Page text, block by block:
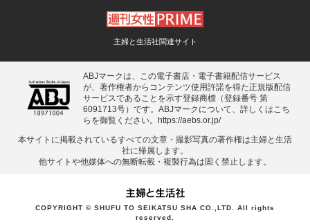
主婦と生活社関連サイト
ABJマークは、この電子書店・電子書籍配信サービス
が、著作権者からコンテンツ使用許諾を得た正規版配信
サービスであることを示す登録商標（登録番号 第
6091713号）です。ABJマークについて、詳しくはこち
らを御覧ください。 https://aebs.or.jp/
本サイトに掲載されているすべての⽂章・撮影写真の著作権は主婦と⽣活
社に帰属します。
他サイトや他媒体への無断転載・複製⾏為は固く禁⽌します。
COPYRIGHT © SHUFU TO SEIKATSU SHA CO.,LTD. All rights
reserved.